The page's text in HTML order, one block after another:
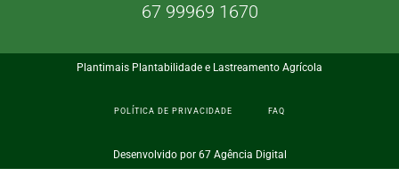
67 99969 1670
Plantimais Plantabilidade e Lastreamento Agrícola
POLÍTICA DE PRIVACIDADE FAQ
Desenvolvido por 67 Agência Digital